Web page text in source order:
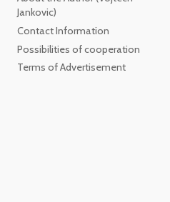
Jankovic)
Contact Information
Possibilities of cooperation
Terms of Advertisement